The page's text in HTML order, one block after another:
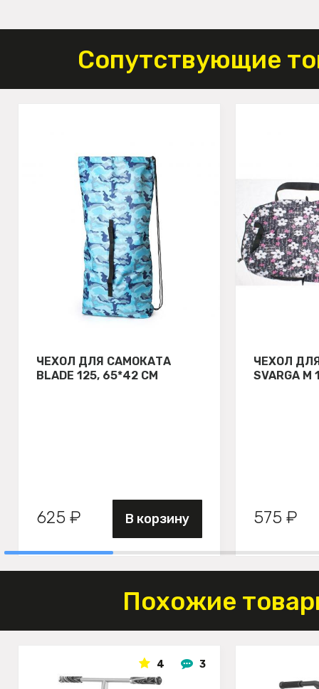
Сопутствующие
ЧЕХОЛ ДЛЯ САМОКАТА
BLADE 125, 65*42 СМ
625 ₽ В корзину
ЧЕХОЛ
SVARGA М
575 ₽
Похожие
4 3